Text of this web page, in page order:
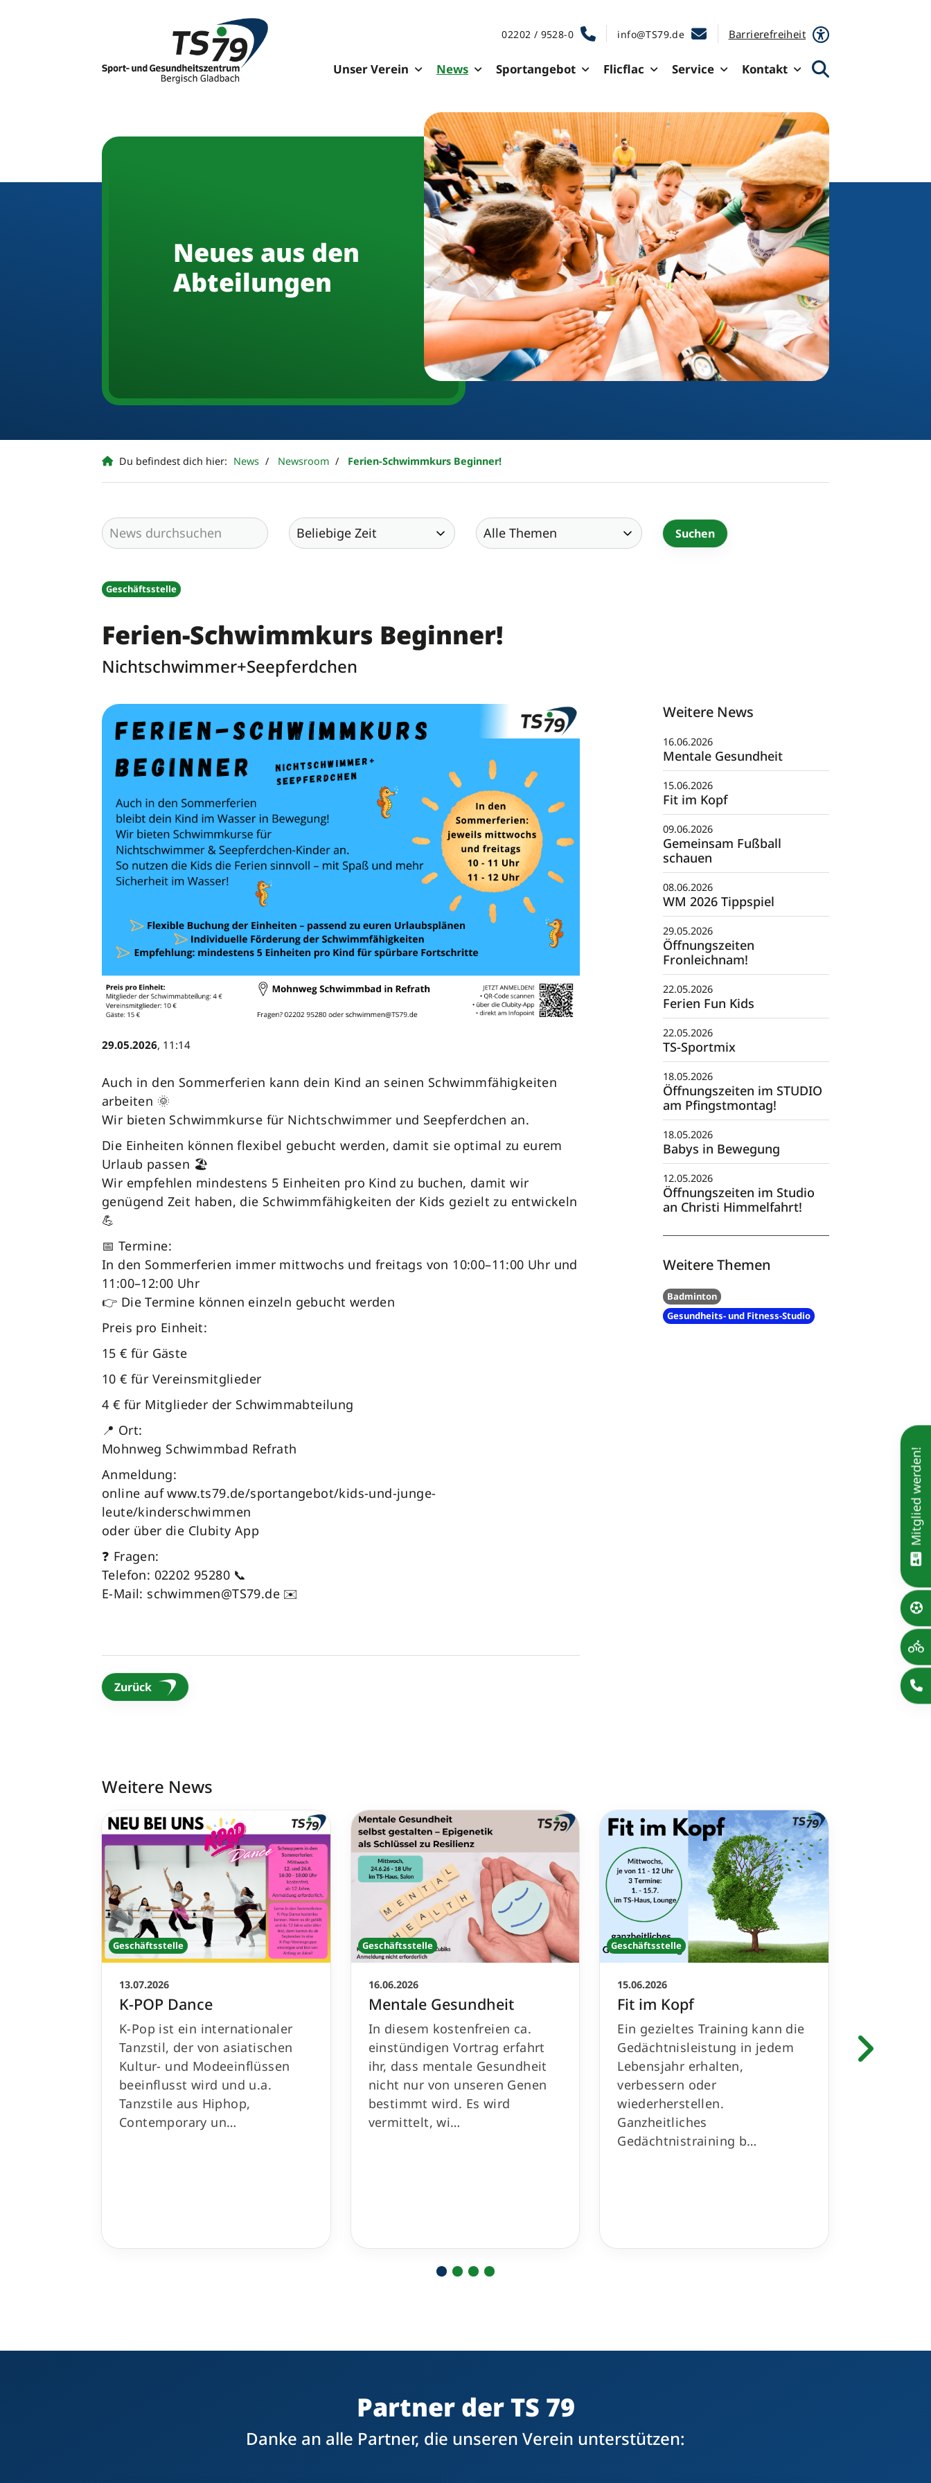
02202 / 9528-0 info@TS79.de Barrierefreiheit
Unser Verein News Sportangebot Flicflac Service Kontakt
Neues aus den
Abteilungen
Du befindest dich hier: News Newsroom Ferien-Schwimmkurs Beginner!
Geschäftsstelle
Ferien-Schwimmkurs Beginner!
Nichtschwimmer+Seepferdchen
29.05.2026, 11:14
Auch in den Sommerferien kann dein Kind an seinen Schwimmfähigkeiten
arbeiten 🌞
Wir bieten Schwimmkurse für Nichtschwimmer und Seepferdchen an.
Die Einheiten können flexibel gebucht werden, damit sie optimal zu eurem
Urlaub passen 🏖️
Wir empfehlen mindestens 5 Einheiten pro Kind zu buchen, damit wir
genügend Zeit haben, die Schwimmfähigkeiten der Kids gezielt zu entwickeln
💪
📅 Termine:
In den Sommerferien immer mittwochs und freitags von 10:00–11:00 Uhr und
11:00–12:00 Uhr
👉 Die Termine können einzeln gebucht werden
Preis pro Einheit:
15 € für Gäste
10 € für Vereinsmitglieder
4 € für Mitglieder der Schwimmabteilung
📍 Ort:
Mohnweg Schwimmbad Refrath
Anmeldung:
online auf www.ts79.de/sportangebot/kids-und-junge-
leute/kinderschwimmen
oder über die Clubity App
❓ Fragen:
Telefon: 02202 95280 📞
E-Mail: schwimmen@TS79.de ✉️
Zurück
Weitere News
16.06.2026
Mentale Gesundheit
15.06.2026
Fit im Kopf
09.06.2026
Gemeinsam Fußball
schauen
08.06.2026
WM 2026 Tippspiel
29.05.2026
Öffnungszeiten
Fronleichnam!
22.05.2026
Ferien Fun Kids
22.05.2026
TS-Sportmix
18.05.2026
Öffnungszeiten im STUDIO
am Pfingstmontag!
18.05.2026
Babys in Bewegung
12.05.2026
Öffnungszeiten im Studio
an Christi Himmelfahrt!
Weitere Themen
Badminton
Gesundheits- und Fitness-Studio
Weitere News
Geschäftsstelle
13.07.2026
K-POP Dance
K-Pop ist ein internationaler
Tanzstil, der von asiatischen
Kultur- und Modeeinflüssen
beeinflusst wird und u.a.
Tanzstile aus Hiphop,
Contemporary un…
Geschäftsstelle
16.06.2026
Mentale Gesundheit
In diesem kostenfreien ca.
einstündigen Vortrag erfahrt
ihr, dass mentale Gesundheit
nicht nur von unseren Genen
bestimmt wird. Es wird
vermittelt, wi…
Geschäftsstelle
15.06.2026
Fit im Kopf
Ein gezieltes Training kann die
Gedächtnisleistung in jedem
Lebensjahr erhalten,
verbessern oder
wiederherstellen.
Ganzheitliches
Gedächtnistraining b…
Das
Partner der TS 79
Danke an alle Partner, die unseren Verein unterstützen:
Mitglied werden!